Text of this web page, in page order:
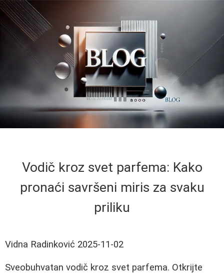
Vodič kroz svet parfema: Kako
pronaći savršeni miris za svaku
priliku
Vidna Radinković 2025-11-02
Sveobuhvatan vodič kroz svet parfema. Otkrijte